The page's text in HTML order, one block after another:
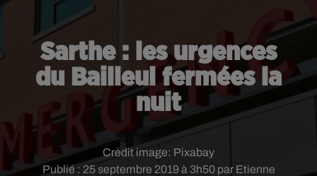
Sarthe : les urgences
du Bailleul fermées la
nuit
Publié : 25 septembre 2019 à 3h50 par Etienne
Crédit image: Pixabay